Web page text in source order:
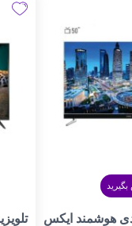
دی هوشمند ایکس